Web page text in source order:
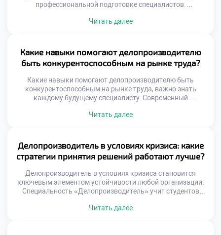
профессиональной подготовке специалистов.
вовлечению студентов в процесс. Будущий эксперт не
алгоритмов работы с документами. Практический опыт
формируется еще до выхода на реальное рабочее место.
Активность студента становится главным […]
Читать далее
Какие навыки помогают делопроизводителю
быть конкурентоспособным на рынке труда?
Какие навыки помогают делопроизводителю быть
конкурентоспособным на рынке труда, важно знать
каждому будущему специалисту. Современный
операций, а универсального сотрудника. Конкуренция за
кандидата среди сотен других соискателей. Рынок труда
динамично меняется под влиянием цифровых технологий
и новых стандартов. […]
Читать далее
Делопроизводитель в условиях кризиса: какие
стратегии принятия решений работают лучше?
Делопроизводитель в условиях кризиса становится
ключевым элементом устойчивости любой организации.
Специальность «Делопроизводитель» учит студентов
внешним условиям. Грамотные решения специалиста
Читать далее